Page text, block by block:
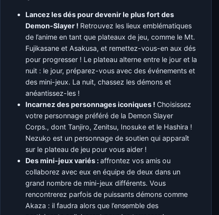
Lancez les dés pour devenir le plus fort des
Demon-Slayer ! Retrouvez les lieux emblématiques
de l’anime en tant que plateaux de jeu, comme le Mt.
Fujikasane et Asakusa, et remettez-vous-en aux dés
pour progresser ! Le plateau alterne entre le jour et la
nuit : le jour, préparez-vous avec des événements et
des mini-jeux. La nuit, chassez les démons et
anéantissez-les !
Incarnez des personnages iconiques ! Choisissez
votre personnage préféré de la Demon Slayer
Corps., dont Tanjiro, Zenitsu, Inosuke et le Hashira !
Nezuko est un personnage de soutien qui apparaît
sur le plateau de jeu pour vous aider !
Des mini-jeux variés :affrontez vos amis ou
collaborez avec eux en équipe de deux dans un
grand nombre de mini-jeux différents. Vous
rencontrerez parfois de puissants démons comme
Akaza : il faudra alors que l’ensemble des